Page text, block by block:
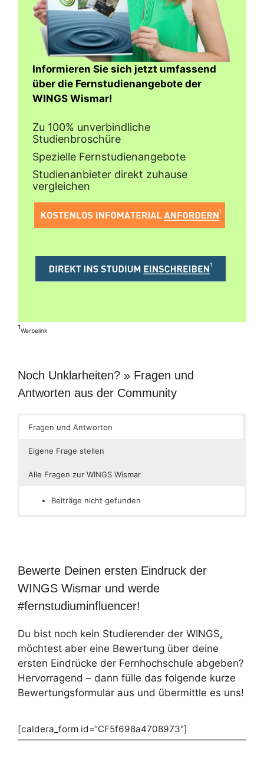
Informieren Sie sich jetzt umfassend
über die Fernstudienangebote der
WINGS Wismar!
Zu 100% unverbindliche
Studienbroschüre
Spezielle Fernstudienangebote
Studienanbieter direkt zuhause
vergleichen
¹Werbelink
Noch Unklarheiten? » Fragen und
Antworten aus der Community
Fragen und Antworten
Eigene Frage stellen
Alle Fragen zur WINGS Wismar
Beiträge nicht gefunden
Bewerte Deinen ersten Eindruck der
WINGS Wismar und werde
#fernstudiuminfluencer!
Du bist noch kein Studierender der WINGS,
möchtest aber eine Bewertung über deine
ersten Eindrücke der Fernhochschule abgeben?
Hervorragend – dann fülle das folgende kurze
Bewertungsformular aus und übermittle es uns!
[caldera_form id=“CF5f698a4708973″]